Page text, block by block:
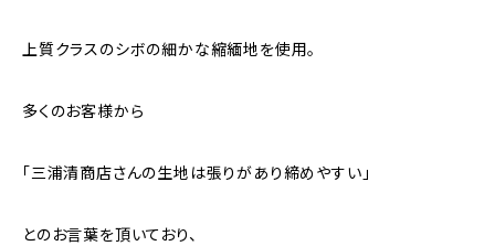
上質クラスのシボの細かな縮緬地を使用。
多くのお客様から
「三浦清商店さんの生地は張りがあり締めやすい」
とのお言葉を頂いており、